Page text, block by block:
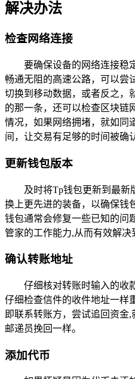
解决办法
检查网络连接
要确保设备的网络连接稳
畅通无阻的高速公路，可以尝
切换到移动数据，或者反之，
的那一条，还可以检查区块链
情况，如果网络拥堵，就如同
间，让交易有足够的时间被确
更新钱包版本
及时将Tp钱包更新到最新
换上更先进的装备，以确保钱
钱包通常会修复一些已知的问
管家的工作能力,从而有效解决
确认转账地址
仔细核对转账时输入的收
仔细检查信件的收件地址一样
即联系转账方，尝试追回资金
邮递员挽回一样。
添加代币